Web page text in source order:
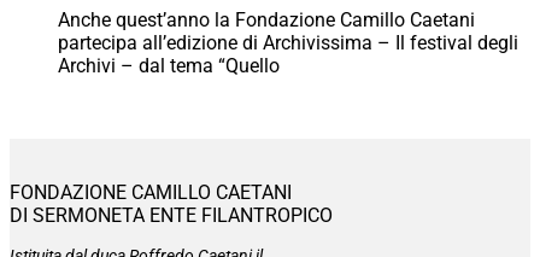
Anche quest’anno la Fondazione Camillo Caetani
partecipa all’edizione di Archivissima – Il festival degli
Archivi – dal tema “Quello
FONDAZIONE CAMILLO CAETANI
DI SERMONETA ENTE FILANTROPICO